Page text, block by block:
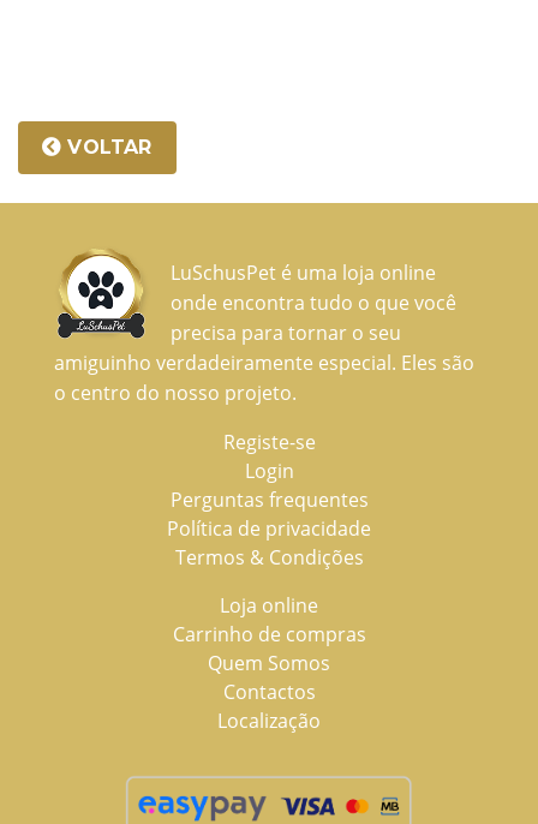
VOLTAR
LuSchusPet é uma loja online
onde encontra tudo o que você
precisa para tornar o seu
amiguinho verdadeiramente especial. Eles são
o centro do nosso projeto.
Registe-se
Login
Perguntas frequentes
Política de privacidade
Termos & Condições
Loja online
Carrinho de compras
Quem Somos
Contactos
Localização